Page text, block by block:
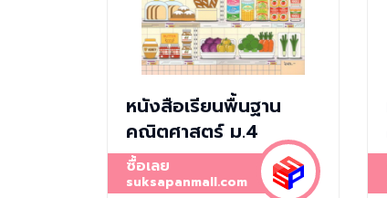
หนังสือเรียนพื้นฐาน
คณิตศาสตร์ ม.4
ซื้อเลย
suksapanmall.com